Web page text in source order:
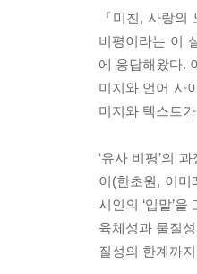
『미친, 사랑
비평이라는 이
에 응답해왔다.
미지와 언어 사
미지와 텍스트
‘유사 비평’의
이(한초원, 이
시인의 ‘입말’
육체성과 물질
질성의 한계까